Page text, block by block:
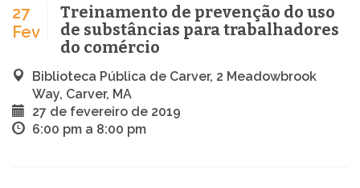
27
Fev
Treinamento de prevenção do uso
de substâncias para trabalhadores
do comércio
Biblioteca Pública de Carver, 2 Meadowbrook
Way, Carver, MA
27 de fevereiro de 2019
6:00 pm a 8:00 pm